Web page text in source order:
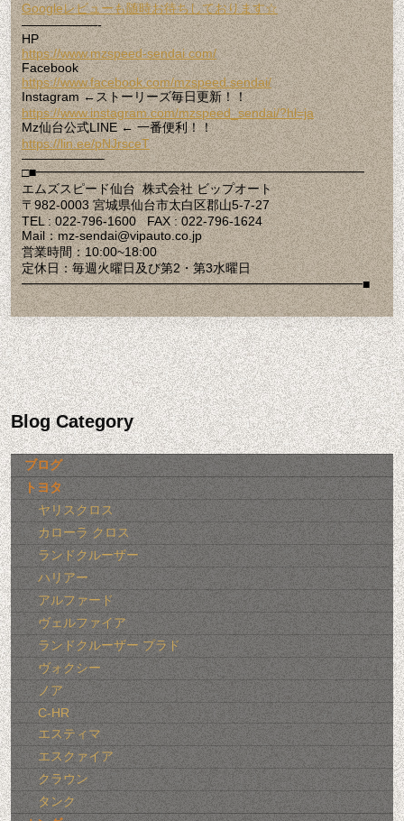
Googleレビューも随時お待ちしております☆
——————-
HP
https://www.mzspeed-sendai.com/
Facebook
https://www.facebook.com/mzspeed.sendai/
Instagram ←ストーリーズ毎日更新！！
https://www.instagram.com/mzspeed_sendai/?hl=ja
Mz仙台公式LINE ← 一番便利！！
https://lin.ee/pNJrsceT
——————–
□■━━━━━━━━━━━━━━━━━━━━━━━━━━
エムズスピード仙台 株式会社 ビップオート
〒982-0003 宮城県仙台市太白区郡山5-7-27
TEL : 022-796-1600 FAX : 022-796-1624
Mail：mz-sendai@vipauto.co.jp
営業時間：10:00~18:00
定休日：毎週火曜日及び第2・第3水曜日
━━━━━━━━━━━━━━━━━━━━━━━━━━━■
Blog Category
ブログ
トヨタ
ヤリスクロス
カローラ クロス
ランドクルーザー
ハリアー
アルファード
ヴェルファイア
ランドクルーザー プラド
ヴォクシー
ノア
C-HR
エスティマ
エスクァイア
クラウン
タンク